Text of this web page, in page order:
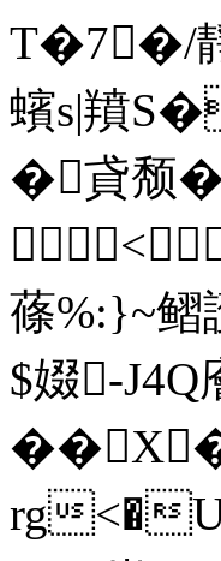
T�7�/
蠙s|羵
�貣颓
<
蓧%:}~鳛
$娺-
rg<�U